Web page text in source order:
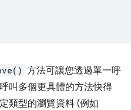
方法可讓您透過單一呼
叫多個更具體的方法快得
類型的瀏覽資料 (例如